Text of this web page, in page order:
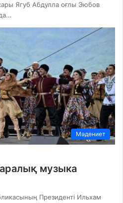
Ягуб Абдулла оғлы Эюбов
Мәдениет
музыка
Президенті Ильхам